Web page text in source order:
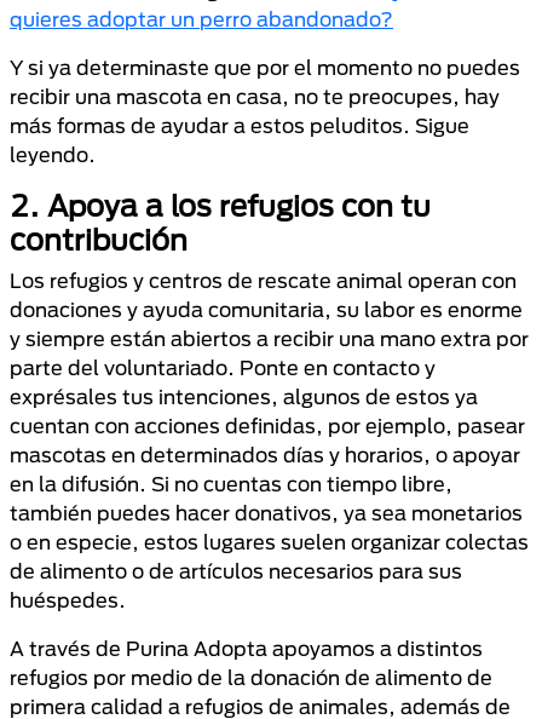
quieres adoptar un perro abandonado?
Y si ya determinaste que por el momento no puedes
recibir una mascota en casa, no te preocupes, hay
más formas de ayudar a estos peluditos. Sigue
leyendo.
2. Apoya a los refugios con tu
contribución
Los refugios y centros de rescate animal operan con
donaciones y ayuda comunitaria, su labor es enorme
y siempre están abiertos a recibir una mano extra por
parte del voluntariado. Ponte en contacto y
exprésales tus intenciones, algunos de estos ya
cuentan con acciones definidas, por ejemplo, pasear
mascotas en determinados días y horarios, o apoyar
en la difusión. Si no cuentas con tiempo libre,
también puedes hacer donativos, ya sea monetarios
o en especie, estos lugares suelen organizar colectas
de alimento o de artículos necesarios para sus
huéspedes.
A través de Purina Adopta apoyamos a distintos
refugios por medio de la donación de alimento de
primera calidad a refugios de animales, además de